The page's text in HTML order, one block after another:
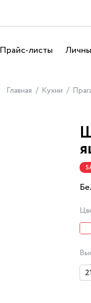
Прайс-листы
Главная Кухни